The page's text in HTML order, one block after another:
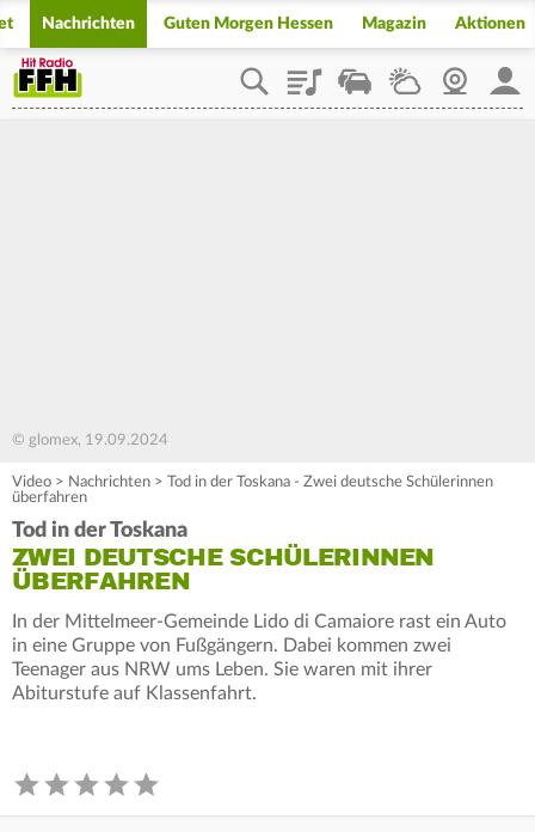
Nachrichten Guten Morgen Hessen Magazin Aktionen
PlaylistStaupilotWetterWebcam
© glomex, 19.09.2024
Video > Nachrichten > Tod in der Toskana - Zwei deutsche Schülerinnen
überfahren
Tod in der Toskana
ZWEI DEUTSCHE SCHÜLERINNEN
ÜBERFAHREN
In der Mittelmeer-Gemeinde Lido di Camaiore rast ein Auto
in eine Gruppe von Fußgängern. Dabei kommen zwei
Teenager aus NRW ums Leben. Sie waren mit ihrer
Abiturstufe auf Klassenfahrt.